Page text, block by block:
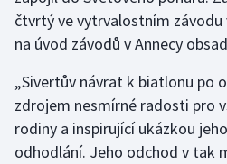
Olympijské hry
Parasport
Plavání
Plážový volejbal
čtvrtý ve vytrvalostním závodu
na úvod závodů v Annecy
„Sivertův návrat k biatlonu po
zdrojem nesmírné radosti pro
rodiny a inspirující ukázkou
odhodlání. Jeho odchod v tak